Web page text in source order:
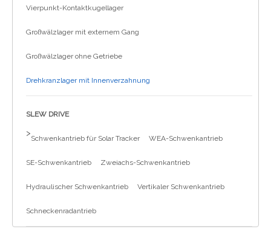
Vierpunkt-Kontaktkugellager
Großwälzlager mit externem Gang
Großwälzlager ohne Getriebe
Drehkranzlager mit Innenverzahnung
SLEW DRIVE
>
Schwenkantrieb für Solar Tracker WEA-Schwenkantrieb
SE-Schwenkantrieb Zweiachs-Schwenkantrieb
Hydraulischer Schwenkantrieb Vertikaler Schwenkantrieb
Schneckenradantrieb